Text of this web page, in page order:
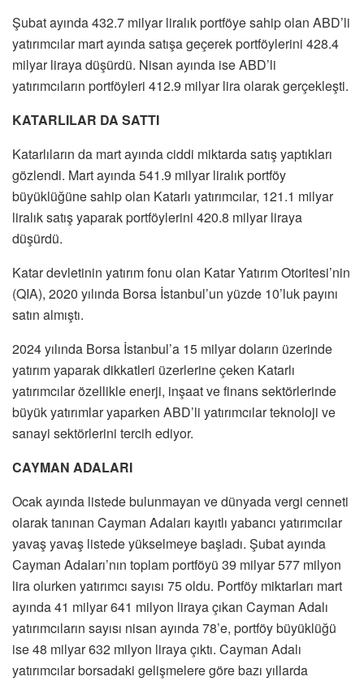
Şubat ayında 432.7 milyar liralık portföye sahip olan ABD’li
yatırımcılar mart ayında satışa geçerek portföylerini 428.4
milyar liraya düşürdü. Nisan ayında ise ABD’li
yatırımcıların portföyleri 412.9 milyar lira olarak gerçekleşti.
KATARLILAR DA SATTI
Katarlıların da mart ayında ciddi miktarda satış yaptıkları
gözlendi. Mart ayında 541.9 milyar liralık portföy
büyüklüğüne sahip olan Katarlı yatırımcılar, 121.1 milyar
liralık satış yaparak portföylerini 420.8 milyar liraya
düşürdü.
Katar devletinin yatırım fonu olan Katar Yatırım Otoritesi’nin
(QIA), 2020 yılında Borsa İstanbul’un yüzde 10’luk payını
satın almıştı.
2024 yılında Borsa İstanbul’a 15 milyar doların üzerinde
yatırım yaparak dikkatleri üzerlerine çeken Katarlı
yatırımcılar özellikle enerji, inşaat ve finans sektörlerinde
büyük yatırımlar yaparken ABD’li yatırımcılar teknoloji ve
sanayi sektörlerini tercih ediyor.
CAYMAN ADALARI
Ocak ayında listede bulunmayan ve dünyada vergi cenneti
olarak tanınan Cayman Adaları kayıtlı yabancı yatırımcılar
yavaş yavaş listede yükselmeye başladı. Şubat ayında
Cayman Adaları’nın toplam portföyü 39 milyar 577 milyon
lira olurken yatırımcı sayısı 75 oldu. Portföy miktarları mart
ayında 41 milyar 641 milyon liraya çıkan Cayman Adalı
yatırımcıların sayısı nisan ayında 78’e, portföy büyüklüğü
ise 48 milyar 632 milyon liraya çıktı. Cayman Adalı
yatırımcılar borsadaki gelişmelere göre bazı yıllarda